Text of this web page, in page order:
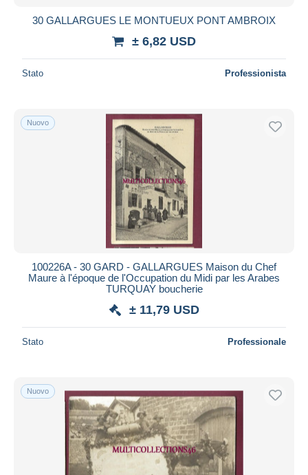
30 GALLARGUES LE MONTUEUX PONT AMBROIX
± 6,82 USD
Stato Professionista
Nuovo
100226A - 30 GARD - GALLARGUES Maison du Chef
Maure à l'époque de l'Occupation du Midi par les Arabes
TURQUAY boucherie
± 11,79 USD
Stato Professionale
Nuovo